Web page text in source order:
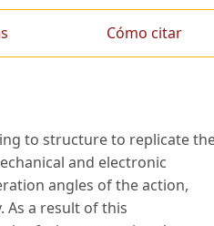
Cómo citar
to structure to replicate
and electronic
angles of the action,
As a result of this